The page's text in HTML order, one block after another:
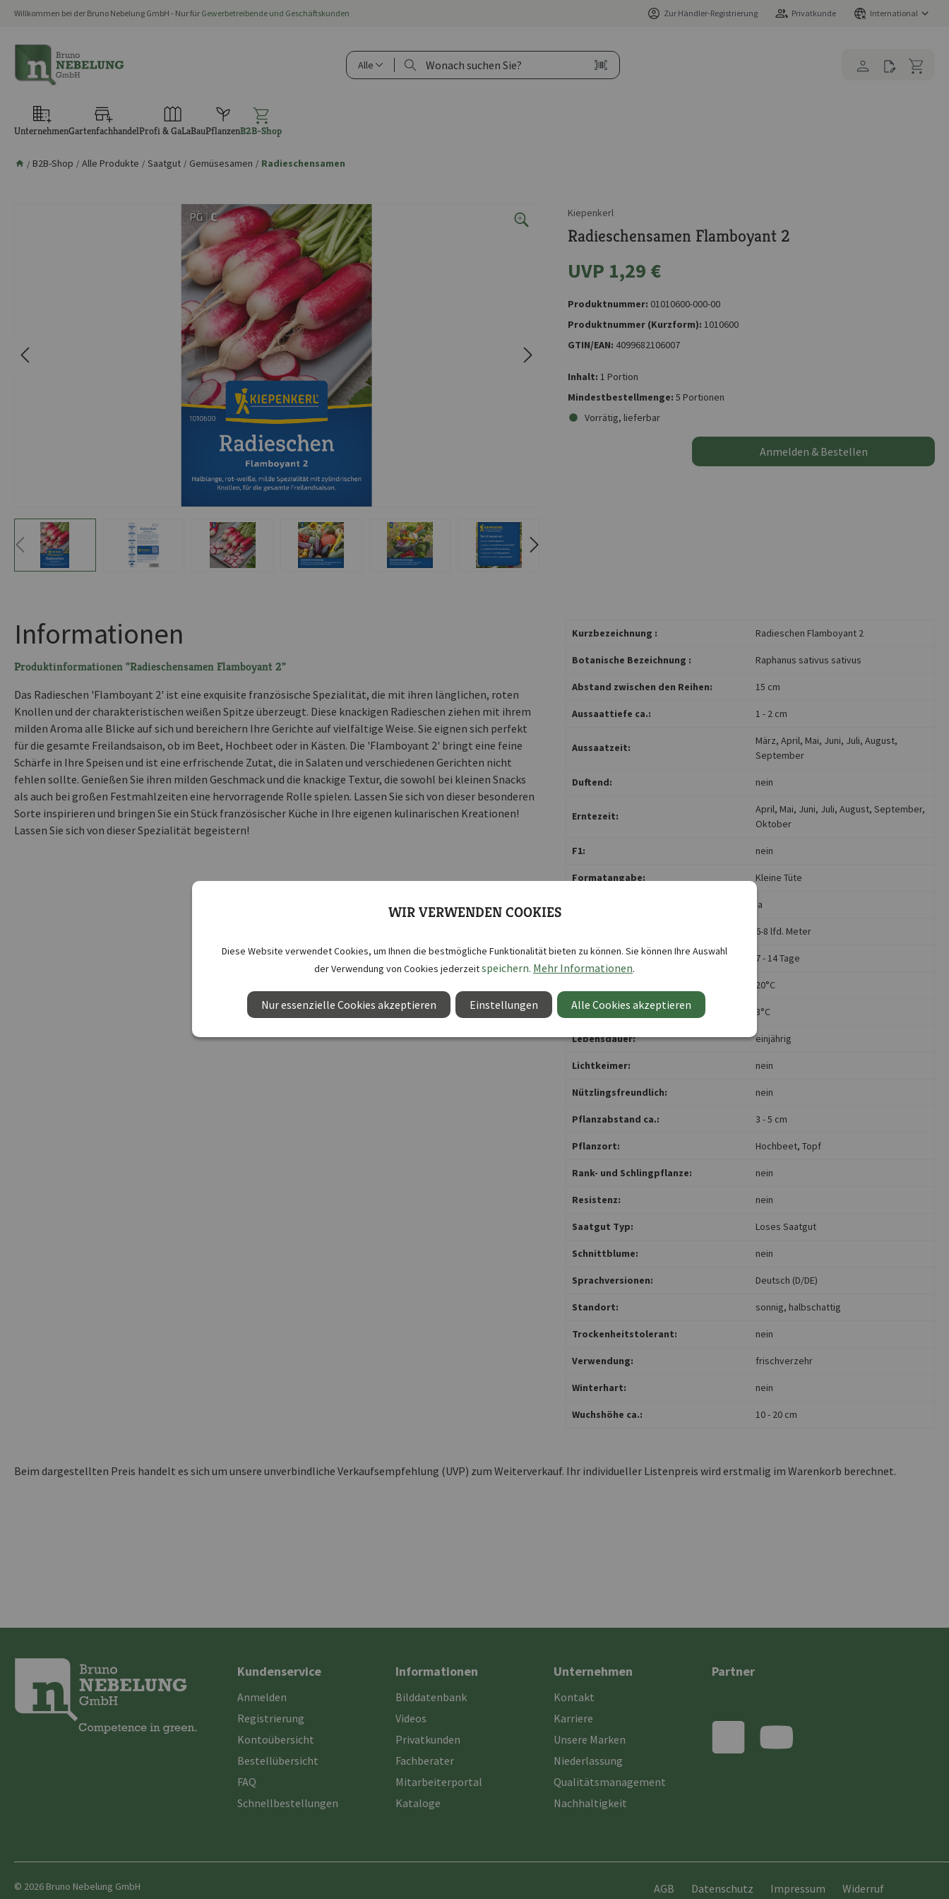
Zur Hauptnavigation springen
Willkommen bei der Bruno Nebelung GmbH - Nur für Gewerbetreibende und Geschäftskunden Zur Händler-Registrierung Privatkunde International
UnternehmenGartenfachhandelProfi & GaLaBauPflanzenB2B-Shop
Alle
/ B2B-Shop / Alle Produkte / Saatgut / Gemüsesamen / Radieschensamen
Kiepenkerl
Radieschensamen Flamboyant 2
UVP 1,29 €
Produktnummer: 01010600-000-00
Produktnummer (Kurzform): 1010600
GTIN/EAN: 4099682106007
Inhalt: 1 Portion
Mindestbestellmenge: 5 Portionen
Vorrätig, lieferbar
Anmelden & Bestellen
Informationen
Produktinformationen "Radieschensamen Flamboyant 2"
Das Radieschen 'Flamboyant 2' ist eine exquisite französische Spezialität, die mit ihren länglichen, roten
Knollen und der charakteristischen weißen Spitze überzeugt. Diese knackigen Radieschen ziehen mit ihrem
milden Aroma alle Blicke auf sich und bereichern Ihre Gerichte auf vielfältige Weise. Sie eignen sich perfekt
für die gesamte Freilandsaison, ob im Beet, Hochbeet oder in Kästen. Die 'Flamboyant 2' bringt eine feine
Schärfe in Ihre Speisen und ist eine erfrischende Zutat, die in Salaten und verschiedenen Gerichten nicht
fehlen sollte. Genießen Sie ihren milden Geschmack und die knackige Textur, die sowohl bei kleinen Snacks
als auch bei großen Festmahlzeiten eine hervorragende Rolle spielen. Lassen Sie sich von dieser besonderen
Sorte inspirieren und bringen Sie ein Stück französischer Küche in Ihre eigenen kulinarischen Kreationen!
Lassen Sie sich von dieser Spezialität begeistern!
Kurzbezeichnung : Radieschen Flamboyant 2
Botanische Bezeichnung : Raphanus sativus sativus
Abstand zwischen den Reihen: 15 cm
Aussaattiefe ca.: 1 - 2 cm
Aussaatzeit:
März, April, Mai, Juni, Juli, August,
September
Duftend: nein
Erntezeit:
April, Mai, Juni, Juli, August, September,
Oktober
F1: nein
Formatangabe: Kleine Tüte
ja
6-8 lfd. Meter
Keimdauer: 7 - 14 Tage
20°C
Keimtemperatur Minimum: 8°C
Lebensdauer: einjährig
Lichtkeimer: nein
Nützlingsfreundlich: nein
Pflanzabstand ca.: 3 - 5 cm
Pflanzort: Hochbeet, Topf
Rank- und Schlingpflanze: nein
Resistenz: nein
Saatgut Typ: Loses Saatgut
Schnittblume: nein
Sprachversionen: Deutsch (D/DE)
Standort: sonnig, halbschattig
Trockenheitstolerant: nein
Verwendung: frischverzehr
Winterhart: nein
Wuchshöhe ca.: 10 - 20 cm
Beim dargestellten Preis handelt es sich um unsere unverbindliche Verkaufsempfehlung (UVP) zum Weiterverkauf. Ihr individueller Listenpreis wird erstmalig im Warenkorb berechnet.
Kundenservice
Anmelden
Registrierung
Kontoübersicht
Bestellübersicht
FAQ
Schnellbestellungen
Informationen
Bilddatenbank
Videos
Privatkunden
Fachberater
Mitarbeiterportal
Kataloge
Unternehmen
Kontakt
Karriere
Unsere Marken
Niederlassung
Qualitätsmanagement
Nachhaltigkeit
Partner
AGB Datenschutz Impressum Widerruf
© 2026 Bruno Nebelung GmbH
WIR VERWENDEN COOKIES
Diese Website verwendet Cookies, um Ihnen die bestmögliche Funktionalität bieten zu können. Sie können Ihre Auswahl
der Verwendung von Cookies jederzeitspeichern. Mehr Informationen.
Nur essenzielle Cookies akzeptieren Einstellungen Alle Cookies akzeptieren